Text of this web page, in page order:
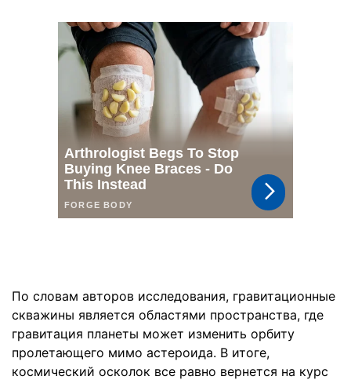
По словам авторов исследования, гравитационные
скважины является областями пространства, где
гравитация планеты может изменить орбиту
пролетающего мимо астероида. В итоге,
космический осколок все равно вернется на курс